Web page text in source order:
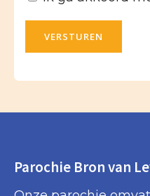
VERSTUREN
Parochie Bron van